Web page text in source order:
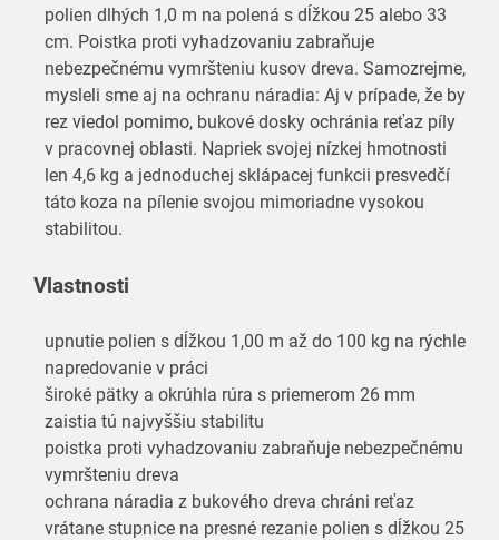
polien dlhých 1,0 m na polená s dĺžkou 25 alebo 33
cm. Poistka proti vyhadzovaniu zabraňuje
nebezpečnému vymršteniu kusov dreva. Samozrejme,
mysleli sme aj na ochranu náradia: Aj v prípade, že by
rez viedol pomimo, bukové dosky ochránia reťaz píly
v pracovnej oblasti. Napriek svojej nízkej hmotnosti
len 4,6 kg a jednoduchej sklápacej funkcii presvedčí
táto koza na pílenie svojou mimoriadne vysokou
stabilitou.
Vlastnosti
upnutie polien s dĺžkou 1,00 m až do 100 kg na rýchle
napredovanie v práci
široké pätky a okrúhla rúra s priemerom 26 mm
zaistia tú najvyššiu stabilitu
poistka proti vyhadzovaniu zabraňuje nebezpečnému
vymršteniu dreva
ochrana náradia z bukového dreva chráni reťaz
vrátane stupnice na presné rezanie polien s dĺžkou 25